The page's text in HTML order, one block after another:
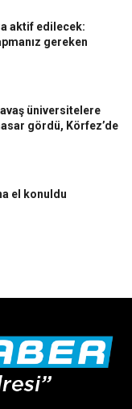
aktif edilecek:
gereken
üniversitelere
gördü, Körfez’de
el konuldu